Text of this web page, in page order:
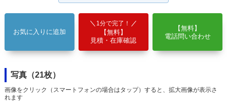
お気に入りに追加
1分で完了！
【無料】
見積・在庫確認
【無料】
電話問い合わせ
写真（21枚）
画像をクリック（スマートフォンの場合はタップ）すると、拡大画像が表示さ
れます